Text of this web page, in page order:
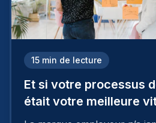
15 min de lecture
Et si votre processus
était votre meilleure